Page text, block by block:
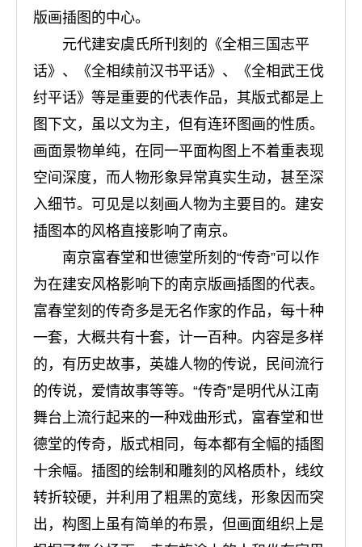
版画插图的中心。
元代建安虞氏所刊刻的《全相三国志平
话》、《全相续前汉书平话》、《全相武王伐
纣平话》等是重要的代表作品，其版式都是上
图下文，虽以文为主，但有连环图画的性质。
画面景物单纯，在同一平面构图上不着重表现
空间深度，而人物形象异常真实生动，甚至深
入细节。可见是以刻画人物为主要目的。建安
插图本的风格直接影响了南京。
南京富春堂和世德堂所刻的“传奇”可以作
为在建安风格影响下的南京版画插图的代表。
富春堂刻的传奇多是无名作家的作品，每十种
一套，大概共有十套，计一百种。内容是多样
的，有历史故事，英雄人物的传说，民间流行
的传说，爱情故事等等。“传奇”是明代从江南
舞台上流行起来的一种戏曲形式，富春堂和世
德堂的传奇，版式相同，每本都有全幅的插图
十余幅。插图的绘制和雕刻的风格质朴，线纹
转折较硬，并利用了粗黑的宽线，形象因而突
出，构图上虽有简单的布景，但画面组织上是